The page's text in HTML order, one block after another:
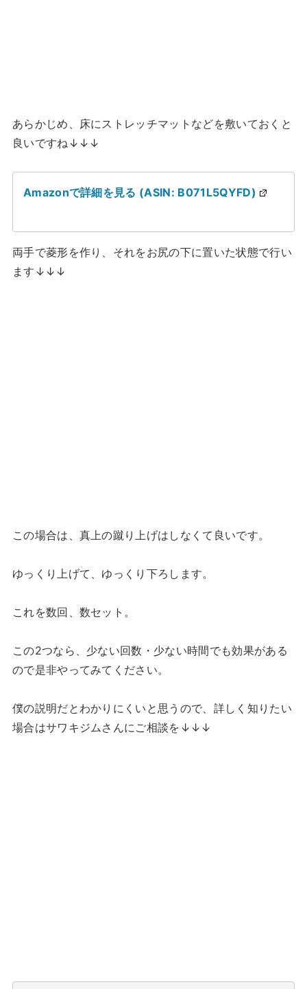
あらかじめ、床にストレッチマットなどを敷いておくと
良いですね↓↓↓
Amazonで詳細を見る (ASIN: B071L5QYFD)
両手で菱形を作り、それをお尻の下に置いた状態で行い
ます↓↓↓
この場合は、真上の蹴り上げはしなくて良いです。
ゆっくり上げて、ゆっくり下ろします。
これを数回、数セット。
この2つなら、少ない回数・少ない時間でも効果がある
ので是非やってみてください。
僕の説明だとわかりにくいと思うので、詳しく知りたい
場合はサワキジムさんにご相談を↓↓↓